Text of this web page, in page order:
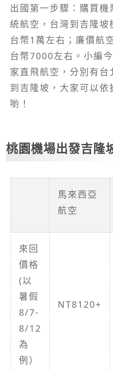
出國第一步驟：購買
統航空，台灣到吉隆
台幣1萬左右；廉價航
台幣7000左右。小編
家直飛航空，分別有
到吉隆坡，大家可以
喲！
桃園機場出發吉隆
馬來西亞
航空
來回
價格
(以
暑假
8/7-
8/12
為
例）
NT8120+